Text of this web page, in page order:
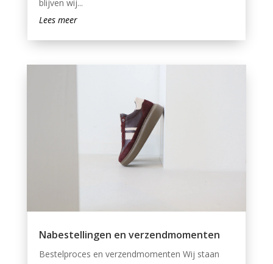
blijven wij...
Lees meer
Nabestellingen en verzendmomenten
Bestelproces en verzendmomenten Wij staan